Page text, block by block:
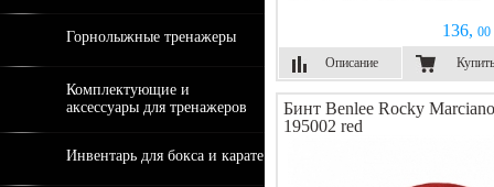
Горнолыжные тренажеры
Комплектующие и
аксессуары для тренажеров
Инвентарь для бокса и карате
136, 00
Описание
Купить
Бинт Benlee Rocky Marciano
195002 red